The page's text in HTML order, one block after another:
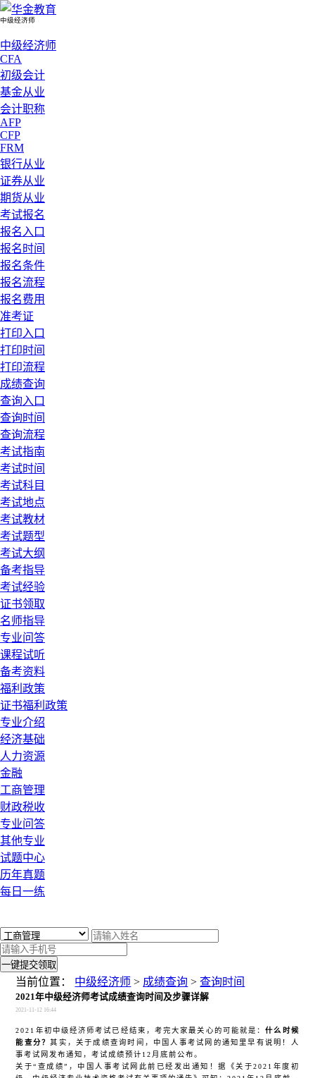
中级经济师
中级经济师
CFA
初级会计
基金从业
会计职称
AFP
CFP
FRM
银行从业
证券从业
期货从业
考试报名
报名入口
报名时间
报名条件
报名流程
报名费用
准考证
打印入口
打印时间
打印流程
成绩查询
查询入口
查询时间
查询流程
考试指南
考试时间
考试科目
考试地点
考试教材
考试题型
考试大纲
备考指导
考试经验
证书领取
名师指导
专业问答
课程试听
备考资料
福利政策
证书福利政策
专业介绍
经济基础
人力资源
金融
工商管理
财政税收
专业问答
其他专业
试题中心
历年真题
每日一练
一键提交领取
当前位置： 中级经济师 > 成绩查询 >查询时间
2021年中级经济师考试成绩查询时间及步骤详解
2021-11-12 16:44
2021年初中级经济师考试已经结束，考完大家最关心的可能就是：什么时候
能查分？其实，关于成绩查询时间，中国人事考试网的通知里早有说明！
人
事考试网发布通知，考试成绩预计 12月底前公布。
关于“查成绩”，中国人事考试网此前已经发出通知！据《关于2021年度初